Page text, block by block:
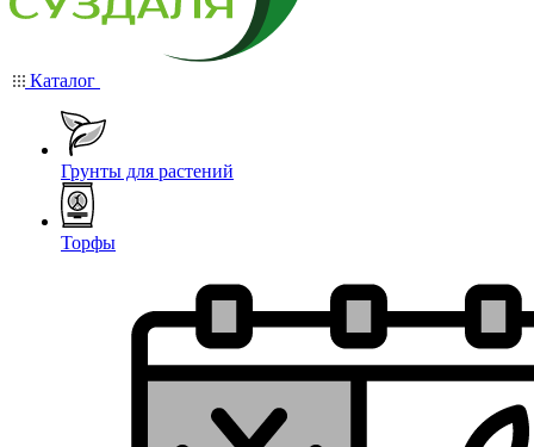
Каталог
Грунты для растений
Торфы